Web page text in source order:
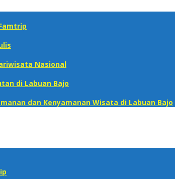
Nasional‎
di Labuan Bajo
dan Kenyamanan Wisata di Labuan Bajo